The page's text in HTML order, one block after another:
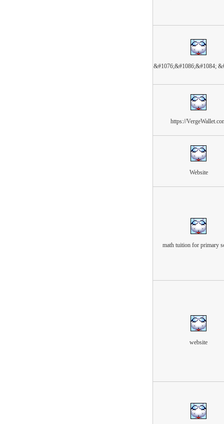
&#1076;&#1086;&#1084;
https://
Website
math tuition for primary
website